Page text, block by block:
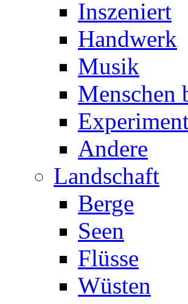
Inszeniert
Handwerk
Musik
Menschen
Andere
Landschaft
Berge
Seen
Flüsse
Wüsten